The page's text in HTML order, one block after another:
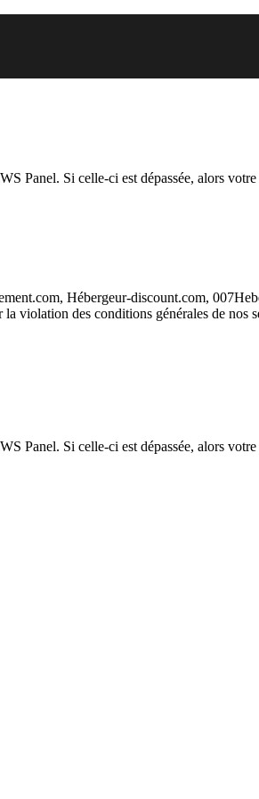
Panel. Si celle-ci est dépassée, alors
Hébergeur-discount.com,
violation des conditions générales de nos
Panel. Si celle-ci est dépassée, alors